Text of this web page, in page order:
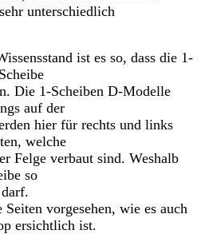
unterschiedlich
ist es so, dass die 1-
Die 1-Scheiben D-Modelle
auf der
hier für rechts und links
welche
Felge verbaut sind. Weshalb
so
vorgesehen, wie es auch
ersichtlich ist.